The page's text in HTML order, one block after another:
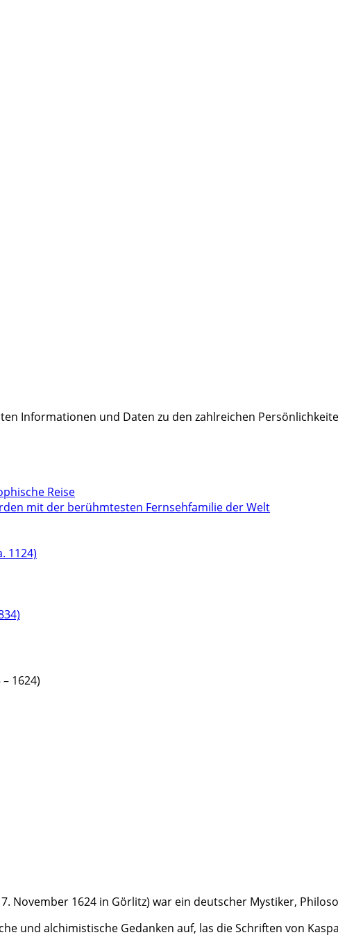
Informationen und Daten zu den zahlreichen
Reise
mit der berühmtesten Fernsehfamilie der Welt
1124)
1624)
November 1624 in Görlitz) war ein deutscher Mystiker,
und alchimistische Gedanken auf, las die Schriften von